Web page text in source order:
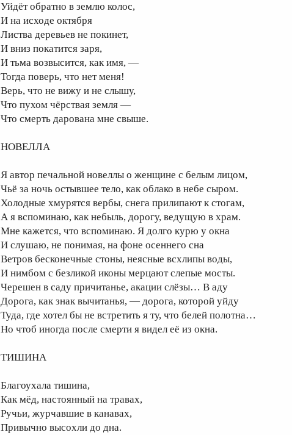
Уйдёт обратно в землю колос,
И на исходе октября
Листва деревьев не покинет,
И вниз покатится заря,
И тьма возвысится, как имя, —
Тогда поверь, что нет меня!
Верь, что не вижу и не слышу,
Что пухом чёрствая земля —
Что смерть дарована мне свыше.
НОВЕЛЛА
Я автор печальной новеллы о женщине с белым лицом,
Чьё за ночь остывшее тело, как облако в небе сыром.
Холодные хмурятся вербы, снега прилипают к стогам,
А я вспоминаю, как небыль, дорогу, ведущую в храм.
Мне кажется, что вспоминаю. Я долго курю у окна
И слушаю, не понимая, на фоне осеннего сна
Ветров бесконечные стоны, неясные всхлипы воды,
И нимбом с безликой иконы мерцают слепые мосты.
Черешен в саду причитанье, акации слёзы… В аду
Дорога, как знак вычитанья, — дорога, которой уйду
Туда, где хотел бы не встретить я ту, что белей полотна…
Но чтоб иногда после смерти я видел её из окна.
ТИШИНА
Благоухала тишина,
Как мёд, настоянный на травах,
Ручьи, журчавшие в канавах,
Привычно высохли до дна.